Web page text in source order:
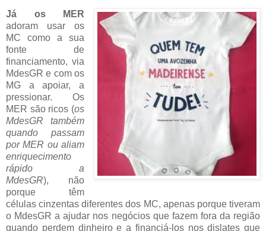
Já os MER
adoram usar os
MC como a sua
fonte de
financiamento, via
MdesGR e com os
MG a apoiar, a
pressionar. Os
MER são ricos (os
MdesGR também
quando passam
por MER ou aliam
enriquecimento
rápido a
MdesGR), não
porque têm
células cinzentas diferentes dos MC, apenas porque tiveram
o MdesGR a ajudar nos negócios que fazem fora da região
quando perdem dinheiro e a financiá-los nos dislates que